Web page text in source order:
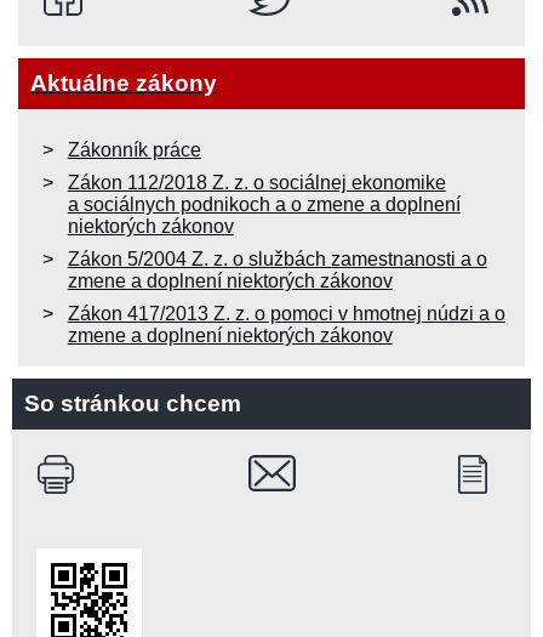
Aktuálne zákony
Zákonník práce
Zákon 112/2018 Z. z. o sociálnej ekonomike
a sociálnych podnikoch a o zmene a doplnení
niektorých zákonov
Zákon 5/2004 Z. z. o službách zamestnanosti a o
zmene a doplnení niektorých zákonov
Zákon 417/2013 Z. z. o pomoci v hmotnej núdzi a o
zmene a doplnení niektorých zákonov
So stránkou chcem